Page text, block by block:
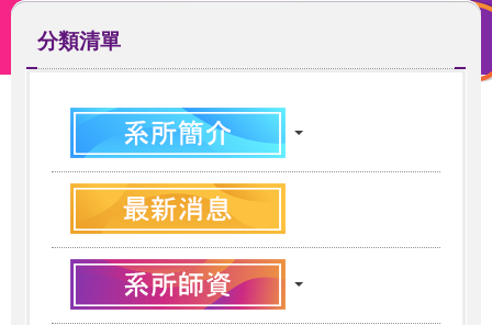
分類清單